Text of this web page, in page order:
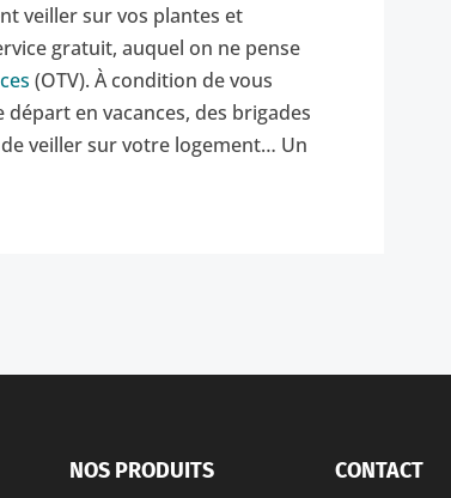
veiller sur vos plantes et
gratuit, auquel on ne pense
(OTV). À condition de vous
en vacances, des brigades
veiller sur votre logement… Un
NOS PRODUITS CONTACT